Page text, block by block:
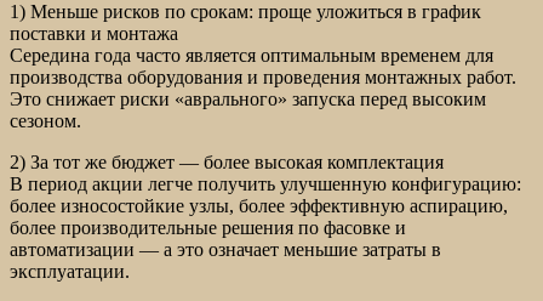
1) Меньше рисков по срокам: проще уложиться в график
поставки и монтажа
Середина года часто является оптимальным временем для
производства оборудования и проведения монтажных работ.
Это снижает риски «аврального» запуска перед высоким
сезоном.
2) За тот же бюджет — более высокая комплектация
В период акции легче получить улучшенную конфигурацию:
более износостойкие узлы, более эффективную аспирацию,
более производительные решения по фасовке и
автоматизации — а это означает меньшие затраты в
эксплуатации.